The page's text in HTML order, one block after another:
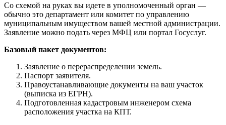
Со схемой на руках вы идете в уполномоченный орган —
обычно это департамент или комитет по управлению
муниципальным имуществом вашей местной администрации.
Заявление можно подать через МФЦ или портал Госуслуг.
Базовый пакет документов:
Заявление о перераспределении земель.
Паспорт заявителя.
Правоустанавливающие документы на ваш участок
(выписка из ЕГРН).
Подготовленная кадастровым инженером схема
расположения участка на КПТ.